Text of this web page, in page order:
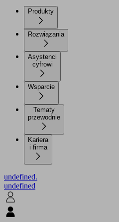
Produkty
Rozwiązania
Asystenci
Wsparcie
Tematy
przewodnie
Kariera
i firma
undefined.
undefined